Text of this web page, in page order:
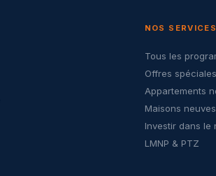
NOS SERVICES
Tous les
Offres spéciales
Appartements
Maisons neuves
Investir dans le
LMNP & PTZ